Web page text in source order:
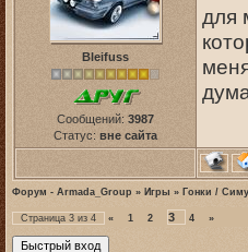
Bleifuss
Сообщений: 3987
Статус: вне сайта
для
Форум - Armada_Group » Игры » Гонки /
Страница 3 из 4 « 1 2 3 4 »